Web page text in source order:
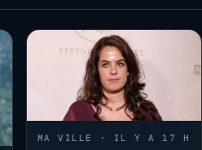
MA VILLE · IL Y A 17 H